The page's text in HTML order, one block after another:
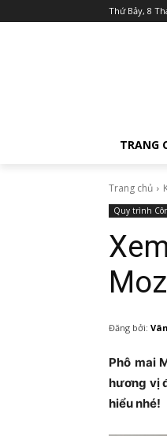
Thứ Bảy, 8
TRANG
Trang chủ
Quy trình
Đăng bởi:
Phô mai
hương vị
hiểu nhé!